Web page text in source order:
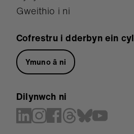
Gweithio i ni
Cofrestru i dderbyn ein
Ymuno â ni
Dilynwch ni